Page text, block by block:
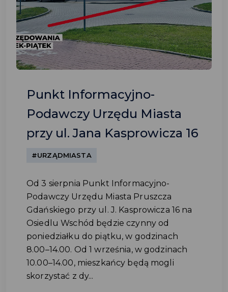
Punkt Informacyjno-
Podawczy Urzędu Miasta
przy ul. Jana Kasprowicza 16
#URZĄDMIASTA
Od 3 sierpnia Punkt Informacyjno-
Podawczy Urzędu Miasta Pruszcza
Gdańskiego przy ul. J. Kasprowicza 16 na
Osiedlu Wschód będzie czynny od
poniedziałku do piątku, w godzinach
8.00–14.00. Od 1 września, w godzinach
10.00–14.00, mieszkańcy będą mogli
skorzystać z dy...